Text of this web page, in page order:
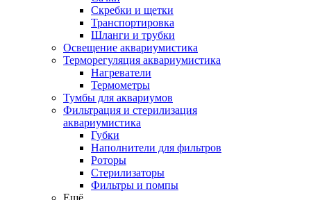
Скребки и щетки
Транспортировка
Шланги и трубки
Освещение аквариумистика
Терморегуляция аквариумистика
Нагреватели
Термометры
Тумбы для аквариумов
Фильтрация и стерилизация
аквариумистика
Губки
Наполнители для фильтров
Роторы
Стерилизаторы
Фильтры и помпы
Ещё